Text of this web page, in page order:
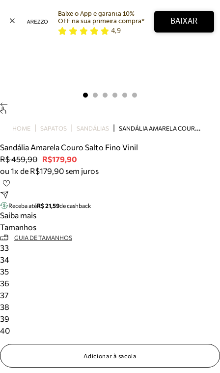
Bolsa
Tamanco
Tênis
Mule
Tire dúvidas sobre pedidos, devoluções e mais.
Meus pedidos
Acompanhe seus pedidos e solicite devoluções.
Baixe o App e garanta 10%
OFF na sua primeira compra*
4,9
BAIXAR
HOME SAPATOS SANDÁLIAS S
ANDÁLIA AMARELA COURO SALTO FINO VINIL
Sandália Amarela Couro Salto Fino Vinil
R$ 459,90 R$179,90
ou 1x de R$179,90 sem juros
Receba atéR$ 21,59de cashback
Saiba mais
Tamanhos
GUIA DE TAMANHOS
33
34
35
36
37
38
39
40
Adicionar à sacola